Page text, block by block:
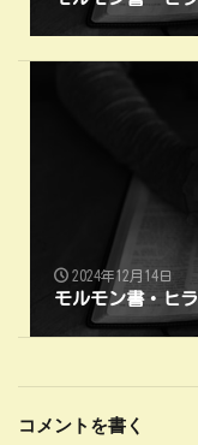
2024年12月14日
モルモン書・ヒ
コメントを書く